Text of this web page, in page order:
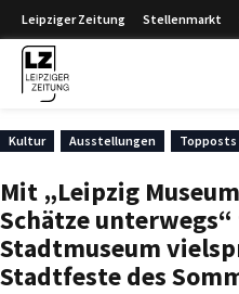
Leipziger Zeitung Stellenmarkt
Kultur Ausstellungen Topposts
Mit „Leipzig
Schätze
Stadtmuseum
Stadtfeste des